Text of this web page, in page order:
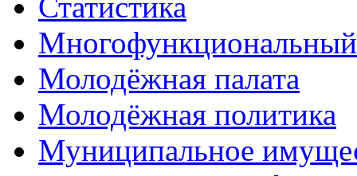
Статистика
Молодёжная палата
Молодёжная политика
Муниципальное